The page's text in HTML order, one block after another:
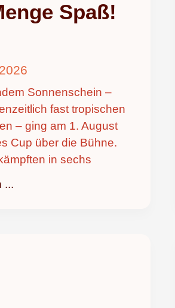
Spaß!
Sonnenschein –
fast tropischen
– ging am 1. August
Cup über die Bühne.
in sechs
...